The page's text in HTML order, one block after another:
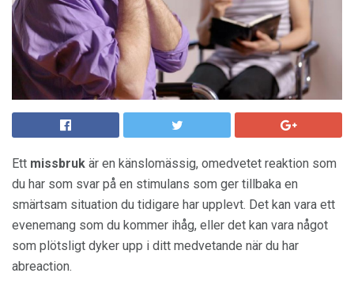
Ett missbruk är en känslomässig, omedvetet reaktion som
du har som svar på en stimulans som ger tillbaka en
smärtsam situation du tidigare har upplevt. Det kan vara ett
evenemang som du kommer ihåg, eller det kan vara något
som plötsligt dyker upp i ditt medvetande när du har
abreaction.